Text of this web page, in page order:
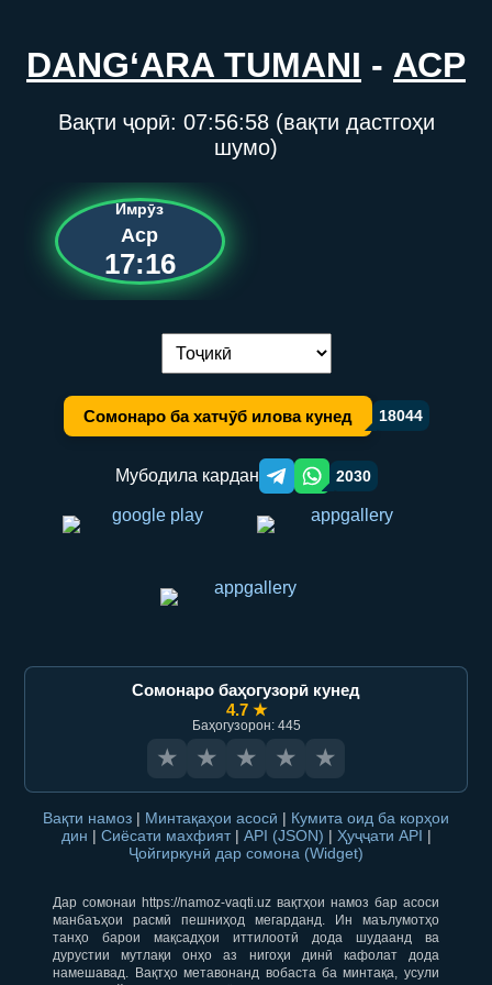
DANG‘ARA TUMANI - АСР
Вақти ҷорӣ: 07:56:58(вақти дастгоҳи
шумо)
Имрӯз
Аср
17:16
Иваз кардани забон:
Сомонаро ба хатчӯб илова кунед 18044
Мубодила кардан Telegram orqali ulashish
WhatsApp orqali ulashish
2030
Сомонаро баҳогузорӣ кунед
4.7 ★
Баҳогузорон: 445
★ ★ ★ ★ ★
Вақти намоз | Минтақаҳои асосӣ | Кумита оид ба корҳои
дин | Сиёсати махфият | API (JSON) | Ҳуҷҷати API |
Ҷойгиркунӣ дар сомона (Widget)
Дар сомонаи https://namoz-vaqti.uz вақтҳои намоз бар асоси
манбаъҳои расмӣ пешниҳод мегарданд. Ин маълумотҳо
танҳо барои мақсадҳои иттилоотӣ дода шудаанд ва
дурустии мутлақи онҳо аз нигоҳи динӣ кафолат дода
намешавад. Вақтҳо метавонанд вобаста ба минтақа, усули